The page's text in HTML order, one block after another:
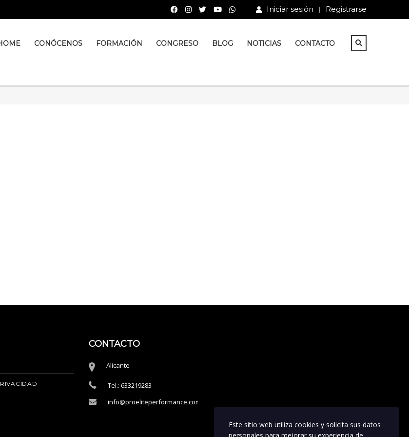
Iniciar sesión Registrarse
CONÓCENOS FORMACIÓN CONGRESO BLOG NOTICIAS CONTACTO
CONTACTO
Alicante
Tel.: 633219283
info@proeliteperformance.com
Este sitio web utiliza cookies y solicita sus datos